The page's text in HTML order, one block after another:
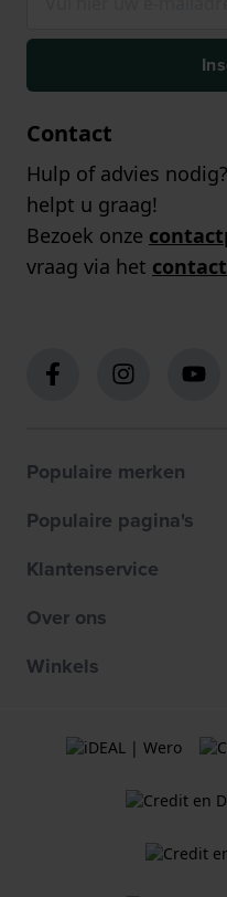
Contact
Hulp of advies
helpt u graag!
Bezoek onze
vraag via het
Populaire merken
Populaire pagina's
Klantenservice
Over ons
Winkels